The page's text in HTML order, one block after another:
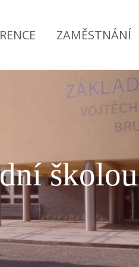
ZAMĚSTNÁNÍ
školou